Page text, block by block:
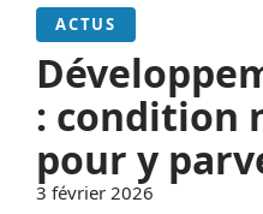
ACTUS
: condition
pour y
3 février 2026